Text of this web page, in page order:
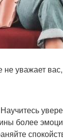
уважает
более